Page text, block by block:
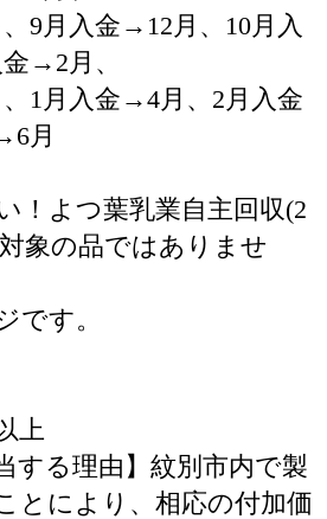
9月入金→12月、10月入
→2月、
1月入金→4月、2月入金
月
！よつ葉乳業自主回収(2
象の品ではありませ
です。
上
する理由】紋別市内で製
とにより、相応の付加価